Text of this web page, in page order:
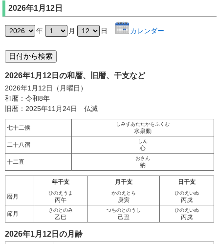
2026年1月12日
年 月 日 カレンダー
2026年1月12日の和暦、旧暦、干支など
2026年1月12日（月曜日）
和暦：令和8年
旧暦：2025年11月24日 仏滅
七十二候
しみずあたたかをふくむ
水泉動
二十八宿
しん
心
十二直
おさん
納
年干支 月干支 日干支
暦月
ひのえうま
丙午
かのえとら
庚寅
ひのえいぬ
丙戌
節月
きのとのみ
乙巳
つちのとのうし
己丑
ひのえいぬ
丙戌
2026年1月12日の月齢